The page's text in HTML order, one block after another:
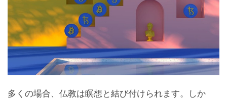
多くの場合、仏教は瞑想と結び付けられます。しか